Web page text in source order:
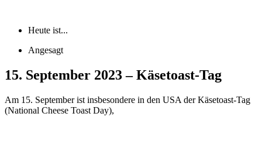
Heute ist...
Angesagt
15. September 2023 – Käsetoast-Tag
Am 15. September ist insbesondere in den USA der Käsetoast-Tag
(National Cheese Toast Day),